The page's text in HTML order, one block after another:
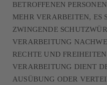
BETROFFENEN
MEHR VERARBEITEN, ES
ZWINGENDE
VERARBEITUNG
RECHTE UND
VERARBEITUNG DIENT
AUSÜBUNG ODER